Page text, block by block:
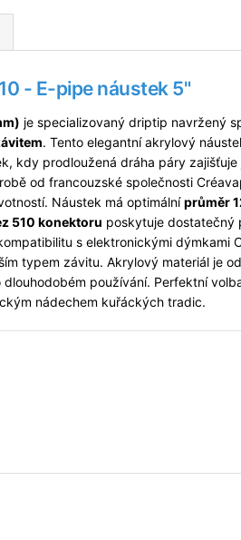
- E-pipe náustek5"
je specializovaný driptip navržený
. Tento elegantní akrylový
kdy prodloužená dráha páry zajišťuje
od francouzské společnosti
Náustek má optimálníprůměr
510 konektoru poskytuje dostatečný
s elektronickými dýmkami
typem závitu. Akrylový materiál je
používání. Perfektní
nádechem kuřáckých tradic.